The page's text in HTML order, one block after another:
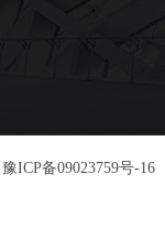
豫ICP备09023759号-16